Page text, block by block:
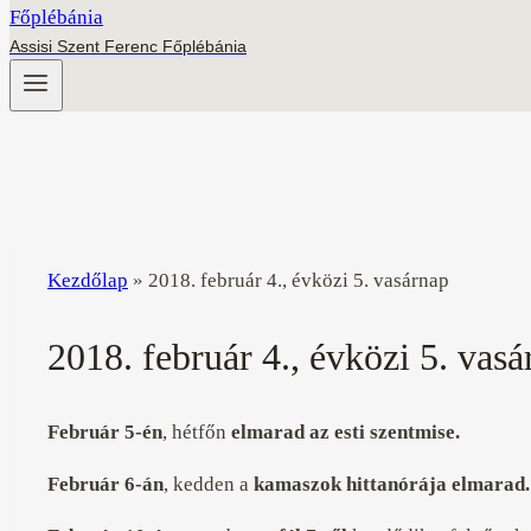
Assisi Szent Ferenc Főplébánia
Kezdőlap » 2018. február 4., évközi 5. vasárnap
2018. február 4., évközi 5.
Február 5-én, hétfőn elmarad az esti szentmise.
Február 6-án, kedden a kamaszok hittanórája elmarad.